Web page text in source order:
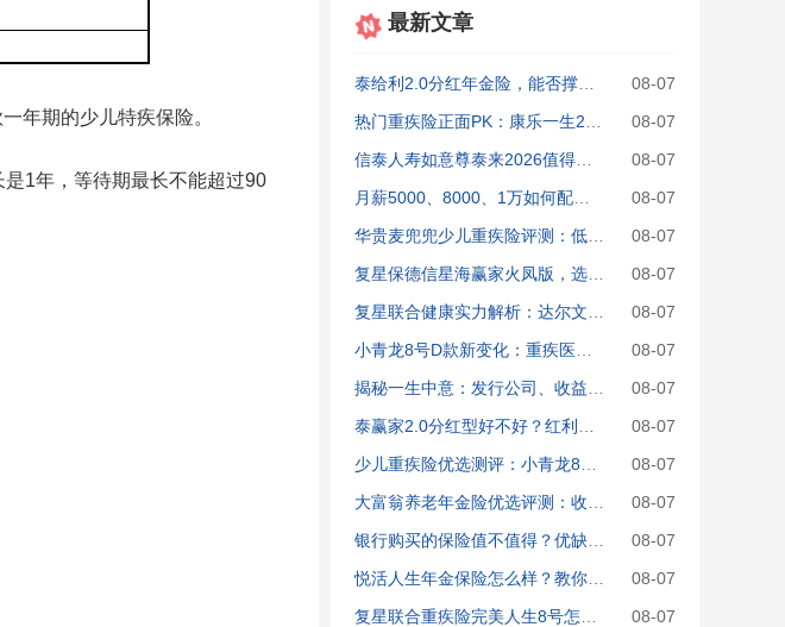
年期的少儿特疾保险。
1年，等待期最长不能超过90
最新文章
08-07
08-07
08-07
08-07
08-07
08-07
08-07
08-07
08-07
08-07
08-07
08-07
08-07
08-07
08-07